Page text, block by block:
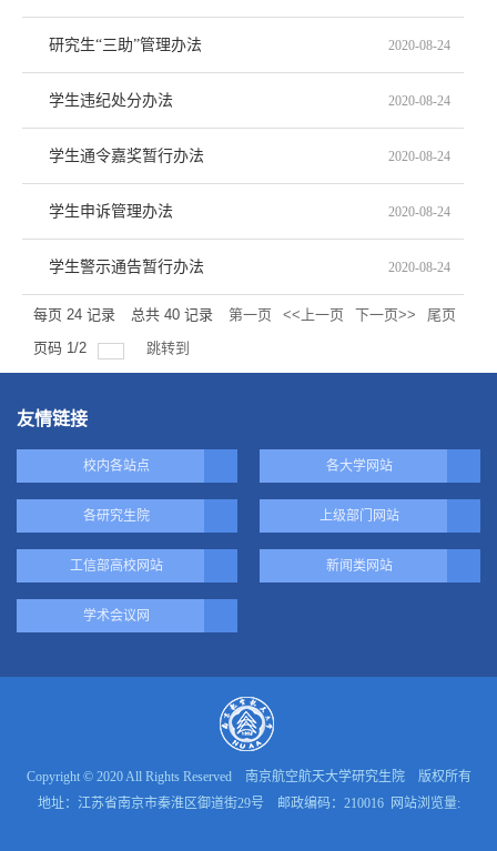
研究生“三助”管理办法 2020-08-24
学生违纪处分办法 2020-08-24
学生通令嘉奖暂行办法 2020-08-24
学生申诉管理办法 2020-08-24
学生警示通告暂行办法 2020-08-24
每页 24 记录 总共 40 记录 第一页 <<上一页 下一页>>
尾页
页码 1/2 跳转到
友情链接
校内各站点 各大学网站
各研究生院 上级部门网站
工信部高校网站 新闻类网站
学术会议网
Copyright © 2020 All Rights Reserved 南京航空航天大学研究生院 版权所有
地址：江苏省南京市秦淮区御道街29号 邮政编码：210016 网站浏览量: